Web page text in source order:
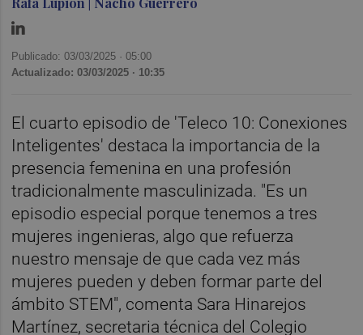
Publicado: 03/03/2025 ·05:00
Actualizado: 03/03/2025 · 10:35
El cuarto episodio de 'Teleco 10: Conexiones
Inteligentes' destaca la importancia de la
presencia femenina en una profesión
tradicionalmente masculinizada. "Es un
episodio especial porque tenemos a tres
mujeres ingenieras, algo que refuerza
nuestro mensaje de que cada vez más
mujeres pueden y deben formar parte del
ámbito STEM", comenta Sara Hinarejos
Martínez, secretaria técnica del Colegio